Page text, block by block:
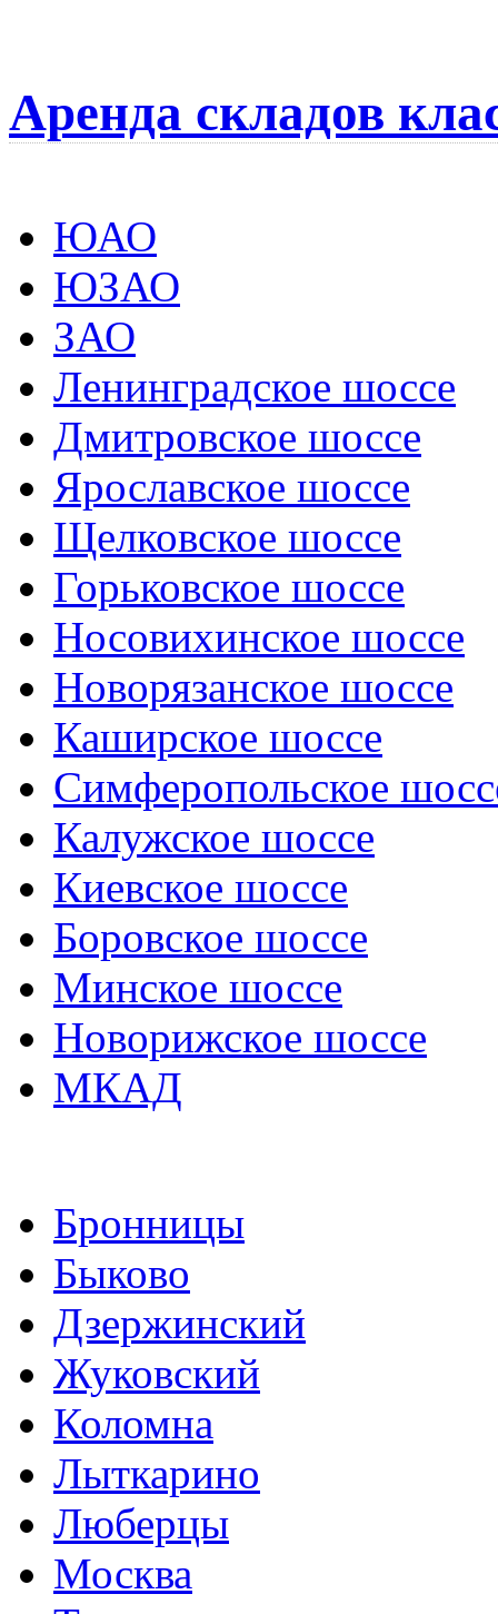
Аренда складов
ЮАО
ЮЗАО
ЗАО
Ленинградское шоссе
Дмитровское шоссе
Ярославское шоссе
Щелковское шоссе
Горьковское шоссе
Носовихинское шоссе
Новорязанское шоссе
Каширское шоссе
Симферопольское
Калужское шоссе
Киевское шоссе
Боровское шоссе
Минское шоссе
Новорижское шоссе
МКАД
Бронницы
Быково
Дзержинский
Жуковский
Коломна
Лыткарино
Люберцы
Москва